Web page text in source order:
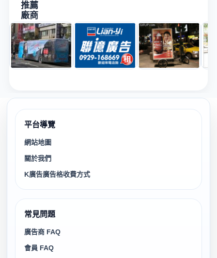
推薦
廠商
平台導覽
網站地圖
關於我們
K廣告廣告格收費方式
常見問題
廣告商 FAQ
會員 FAQ